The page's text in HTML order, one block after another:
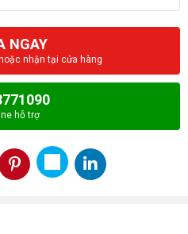
NGAY
nhận tại cửa hàng
hỗ trợ